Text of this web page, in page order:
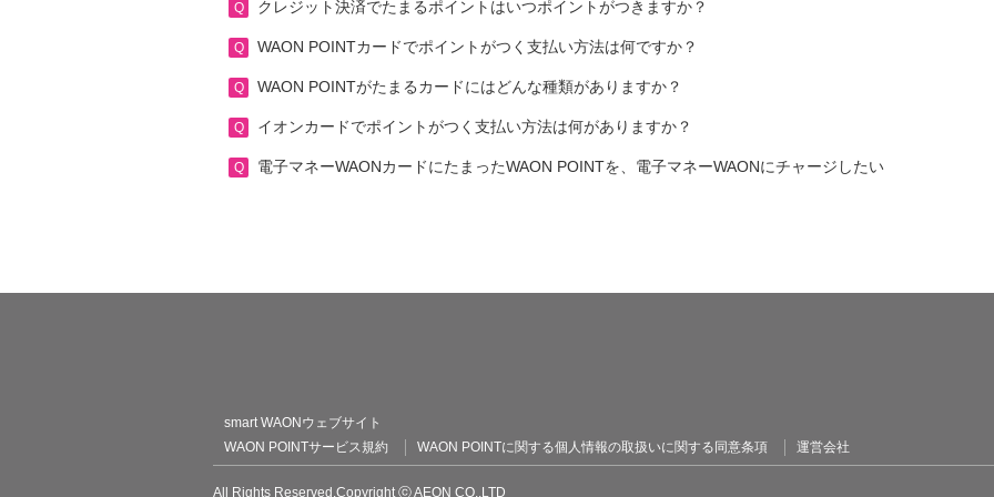
クレジット決済でたまるポイントはいつポイントがつきますか？
WAON POINTカードでポイントがつく支払い方法は何ですか？
WAON POINTがたまるカードにはどんな種類がありますか？
イオンカードでポイントがつく支払い方法は何がありますか？
電子マネーWAONカードにたまったWAON POINTを、電子マネーWAONにチャージしたい
WAON POINT
smart WAONウェブサイト
WAON POINTサービス規約
WAON POINTに関する個人情報の取扱いに関する同意条項 運営会社
All Rights Reserved.Copyright ⓒ AEON CO.,LTD